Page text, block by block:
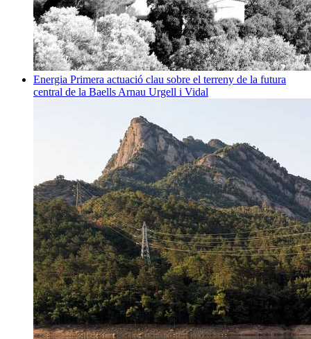
Energia Primera actuació clau sobre el terreny de la futura
central de la Baells Arnau Urgell i Vidal